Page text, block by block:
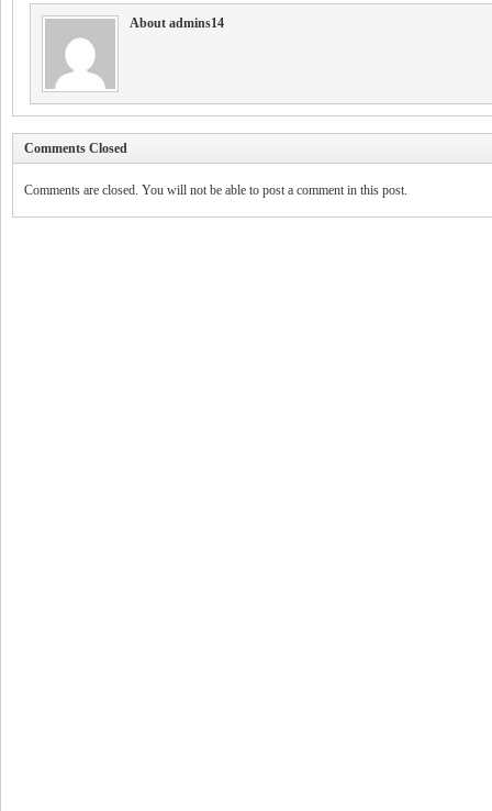
About admins14
Comments Closed
Comments are closed. You will not be able to post a comment in this post.